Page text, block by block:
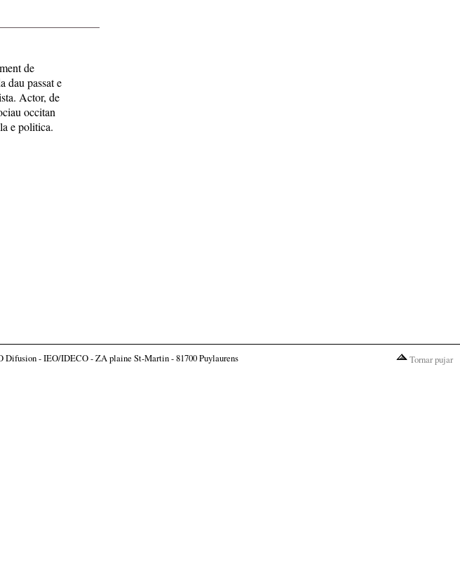
de
dau passat e
Actor, de
occitan
e politica.
Difusion - IEO/IDECO - ZA plaine St-Martin - 81700 Puylaurens Tornar pujar